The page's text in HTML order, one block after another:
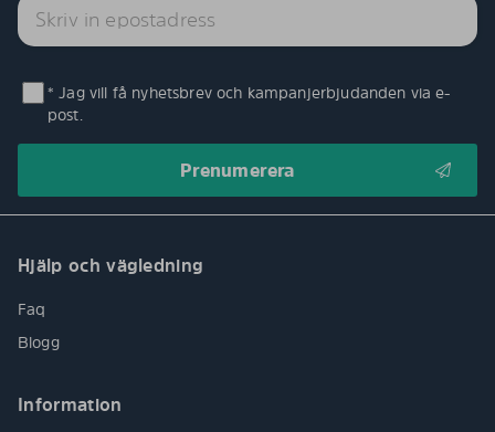
* Jag vill få nyhetsbrev och kampanjerbjudanden via e-
post.
Hjälp och vägledning
Faq
Blogg
Information